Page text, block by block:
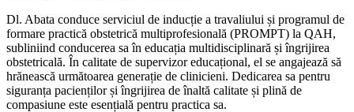
Dl. Abata conduce serviciul de inducție a travaliului și programul de
formare practică obstetrică multiprofesională (PROMPT) la QAH,
subliniind conducerea sa în educația multidisciplinară și îngrijirea
obstetricală. În calitate de supervizor educațional, el se angajează să
hrănească următoarea generație de clinicieni. Dedicarea sa pentru
siguranța pacienților și îngrijirea de înaltă calitate și plină de
compasiune este esențială pentru practica sa.